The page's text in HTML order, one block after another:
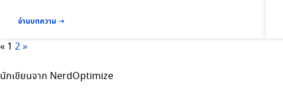
อ่านบทความ ➝
« 1 2»
นักเขียนจาก NerdOptimize